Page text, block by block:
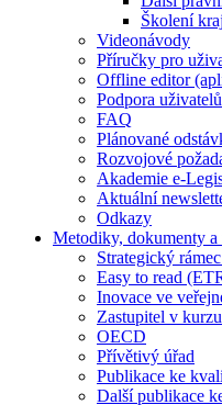
Školení
Videonávody
Příručky pro
Offline editor
Podpora uživatelů
FAQ
Plánované
Rozvojové
Akademie e-
Aktuální
Odkazy
Metodiky, dokumenty a
Strategický
Easy to read
Inovace ve
Zastupitel v kurzu
OECD
Přívětivý úřad
Publikace ke
Další publikace